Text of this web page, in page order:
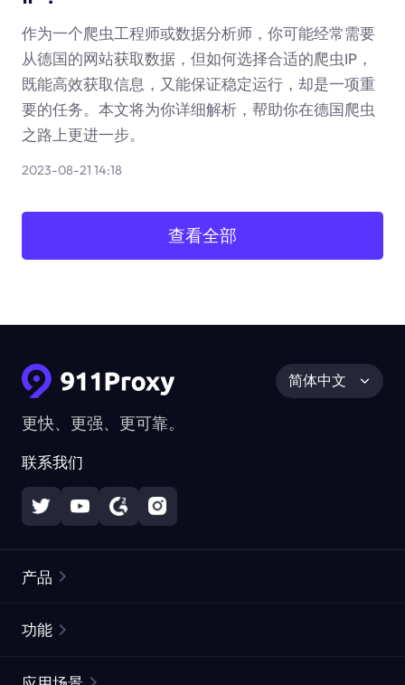
作为一个爬虫工程师或数据分析师，你可能经常需要
从德国的网站获取数据，但如何选择合适的爬虫IP，
既能高效获取信息，又能保证稳定运行，却是一项重
要的任务。本文将为你详细解析，帮助你在德国爬虫
之路上更进一步。
2023-08-21 14:18
查看全部
更快、更强、更可靠。
联系我们
简体中文
产品
功能